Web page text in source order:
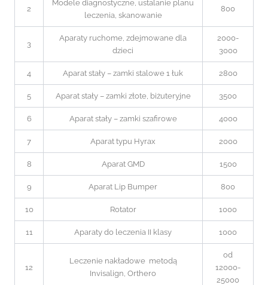
2
Modele diagnostyczne, ustalanie planu
leczenia, skanowanie
800
3
Aparaty ruchome, zdejmowane dla
dzieci
2000-
3000
4 Aparat stały – zamki stalowe 1 łuk 2800
5 Aparat stały – zamki złote, biżuteryjne 3500
6 Aparat stały – zamki szafirowe 4000
7 Aparat typu Hyrax 2000
8 Aparat GMD 1500
9 Aparat Lip Bumper 800
10 Rotator 1000
11 Aparaty do leczenia II klasy 1000
12
Leczenie nakładowe metodą
Invisalign, Orthero
od
12000-
25000